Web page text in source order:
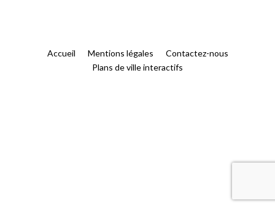
Accueil Mentions légales
Contactez-nous
Plans de ville interactifs